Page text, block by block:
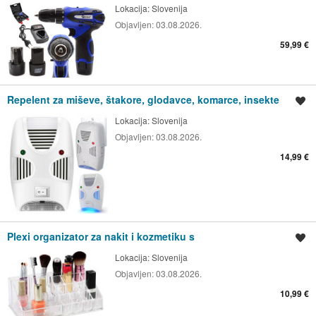
Lokacija:Slovenija
Objavljen:03.08.2026.
59,99 €
Repelent za miševe, štakore, glodavce, komarce, insekte
Lokacija:Slovenija
Objavljen:03.08.2026.
14,99 €
Plexi organizator za nakit i kozmetiku s
Lokacija:Slovenija
Objavljen:03.08.2026.
10,99 €